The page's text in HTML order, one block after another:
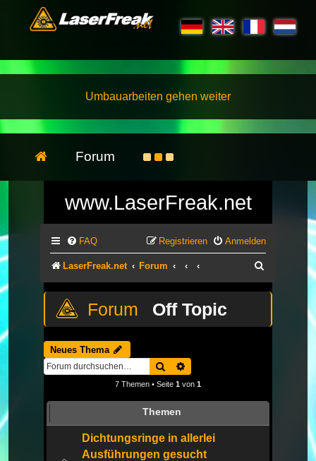
Umbauarbeiten gehen weiter
Forum
www.LaserFreak.net
FAQ Anmelden
Registrieren
LaserFreak.net Forum
Off Topic
Neues Thema
Suche
7 Themen • Seite 1 von 1
Themen
Dichtungsringe in allerlei
Ausführungen gesucht